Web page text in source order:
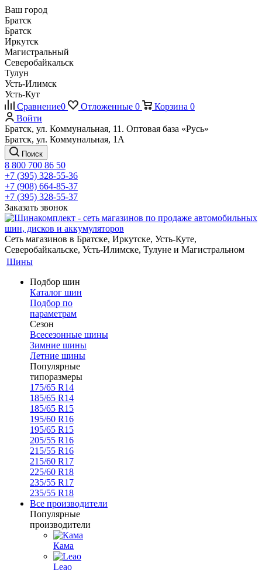
Ваш город
Братск
Братск
Иркутск
Магистральный
Северобайкальск
Тулун
Усть-Илимск
Усть-Кут
Сравнение0 Отложенные 0 Корзина 0
Войти
Братск, ул. Коммунальная, 11. Оптовая база «Русь»
Братск, ул. Коммунальная, 1А
Поиск
8 800 700 86 50
+7 (395) 328-55-36
+7 (908) 664-85-37
+7 (395) 328-55-37
Заказать звонок
Сеть магазинов в Братске, Иркутске, Усть-Куте,
Северобайкальске, Усть-Илимске, Тулуне и Магистральном
Шины
Подбор шин
Каталог шин
Подбор по
параметрам
Сезон
Всесезонные шины
Зимние шины
Летние шины
Популярные
типоразмеры
175/65 R14
185/65 R14
185/65 R15
195/60 R16
195/65 R15
205/55 R16
215/55 R16
215/60 R17
225/60 R18
235/55 R17
235/55 R18
Все производители
Популярные
производители
Кама
Leao